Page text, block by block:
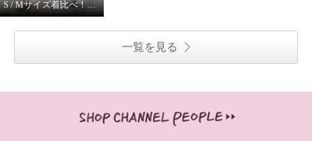
S / Mサイズ着比べ！ モカサンジュンコシマダ
一覧を見る